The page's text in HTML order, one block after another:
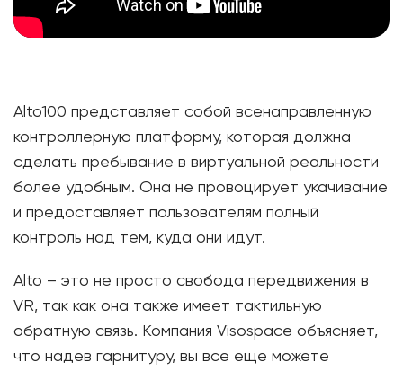
Alto100 представляет собой всенаправленную
контроллерную платформу, которая должна
сделать пребывание в виртуальной реальности
более удобным. Она не провоцирует укачивание
и предоставляет пользователям полный
контроль над тем, куда они идут.
Alto – это не просто свобода передвижения в
VR, так как она также имеет тактильную
обратную связь. Компания Visospace объясняет,
что надев гарнитуру, вы все еще можете